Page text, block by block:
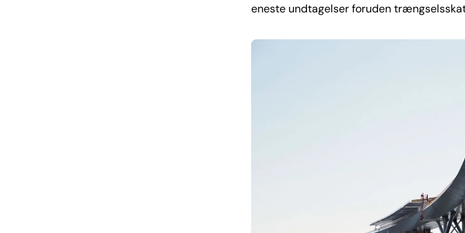
eneste undtagelser foruden